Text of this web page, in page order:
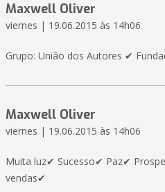
Maxwell Oliver
viernes | 19.06.2015 às 14h06
Grupo: União dos Autores ✔
Maxwell Oliver
viernes | 19.06.2015 às 14h06
Muita luz✔ Sucesso✔ Paz✔
vendas✔